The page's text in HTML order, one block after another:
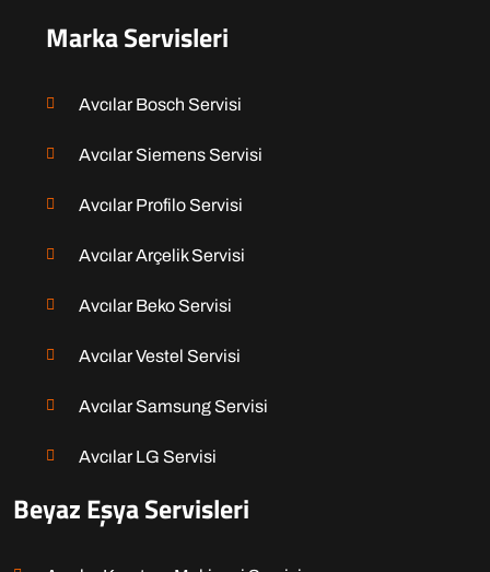
Marka Servisleri
Avcılar Bosch Servisi
Avcılar Siemens Servisi
Avcılar Profilo Servisi
Avcılar Arçelik Servisi
Avcılar Beko Servisi
Avcılar Vestel Servisi
Avcılar Samsung Servisi
Avcılar LG Servisi
Beyaz Eşya Servisleri